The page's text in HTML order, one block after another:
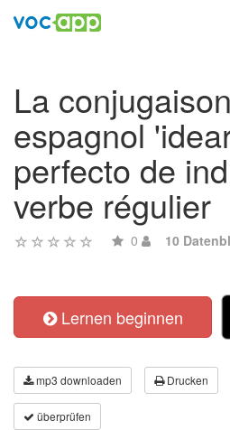
La
espagnol
perfecto de
verbe régulier
0 10
Lernen beginnen
mp3 downloaden Drucken
überprüfen